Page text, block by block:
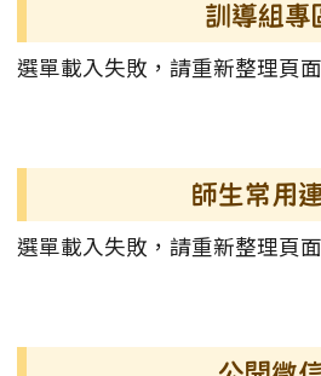
訓導組專
選單載入失敗，請重新整理頁面
師生常用
選單載入失敗，請重新整理頁面